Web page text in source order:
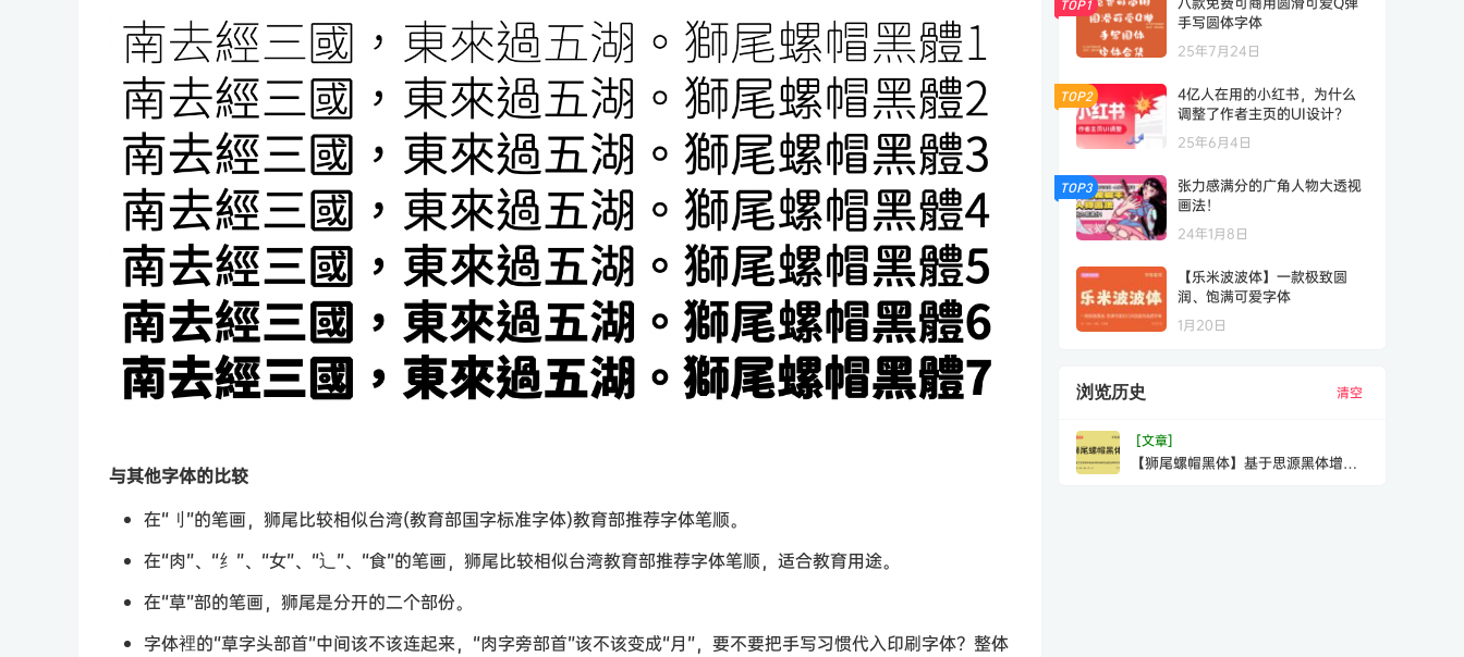
与其他字体的比较
在“刂”的笔画，狮尾比较相似台湾(教育部国字标准字体)教育部推荐字体笔顺。
在“肉”、“纟”、“女”、“辶”、“食”的笔画，狮尾比较相似台湾教育部推荐字体笔顺，适合教育用途。
在“草”部的笔画，狮尾是分开的二个部份。
字体裡的“草字头部首”中间该不该连起来，“肉字旁部首”该不该变成“月”，要不要把手写习惯代入印刷字体？整体
TOP1
手写圆体字体
25年7月24日
TOP2
4亿人在用的小红书，为什么
调整了作者主页的UI设计？
25年6月4日
TOP3
张力感满分的广角人物大透视
画法！
24年1月8日
【乐米波波体】一款极致圆
润、饱满可爱字体
1月20日
浏览历史 清空
[文章]
【狮尾螺帽黑体】基于思源黑体增加